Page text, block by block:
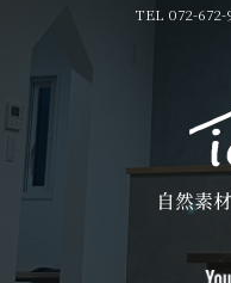
TEL 072-672-